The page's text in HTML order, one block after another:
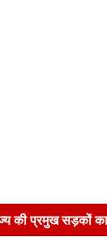
की प्रमुख सड़कों